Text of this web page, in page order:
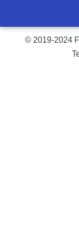
© 2019-2024